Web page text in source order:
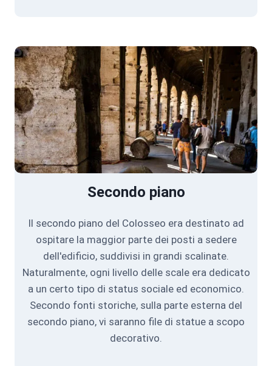
Secondo piano
Il secondo piano del Colosseo era destinato ad
ospitare la maggior parte dei posti a sedere
dell'edificio, suddivisi in grandi scalinate.
Naturalmente, ogni livello delle scale era dedicato
a un certo tipo di status sociale ed economico.
Secondo fonti storiche, sulla parte esterna del
secondo piano, vi saranno file di statue a scopo
decorativo.